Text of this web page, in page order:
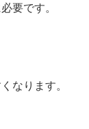
要です。
なります。